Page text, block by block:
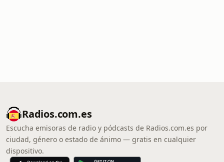
Radios.com.es
Escucha emisoras de radio y pódcasts de Radios.com.es por
ciudad, género o estado de ánimo — gratis en cualquier
dispositivo.